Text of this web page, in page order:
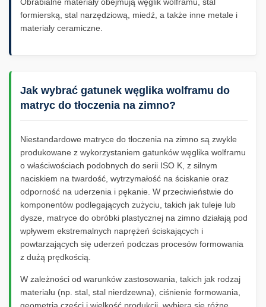
formierską, stal narzędziową, miedź, a także inne metale i
materiały ceramiczne.
Jak wybrać gatunek węglika wolframu do
matryc do tłoczenia na zimno?
Niestandardowe matryce do tłoczenia na zimno są zwykle
produkowane z wykorzystaniem gatunków węglika wolframu
o właściwościach podobnych do serii ISO K, z silnym
naciskiem na twardość, wytrzymałość na ściskanie oraz
odporność na uderzenia i pękanie. W przeciwieństwie do
komponentów podlegających zużyciu, takich jak tuleje lub
dysze, matryce do obróbki plastycznej na zimno działają pod
wpływem ekstremalnych naprężeń ściskających i
powtarzających się uderzeń podczas procesów formowania
z dużą prędkością.
W zależności od warunków zastosowania, takich jak rodzaj
materiału (np. stal, stal nierdzewna), ciśnienie formowania,